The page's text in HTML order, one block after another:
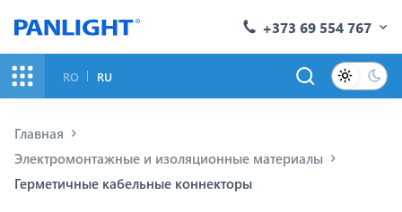
+373 69 554 767
RO RU
Главная
Электромонтажные и изоляционные материалы
Герметичные кабельные коннекторы